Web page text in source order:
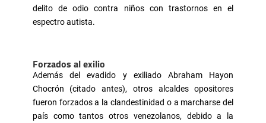
delito de odio contra niños con trastornos en el
espectro autista.
Forzados al exilio
Además del evadido y exiliado Abraham Hayon
Chocrón (citado antes), otros alcaldes opositores
fueron forzados a la clandestinidad o a marcharse del
país como tantos otros venezolanos, debido a la